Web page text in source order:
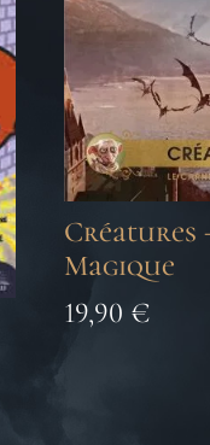
Créatures
Magique
19,90 €